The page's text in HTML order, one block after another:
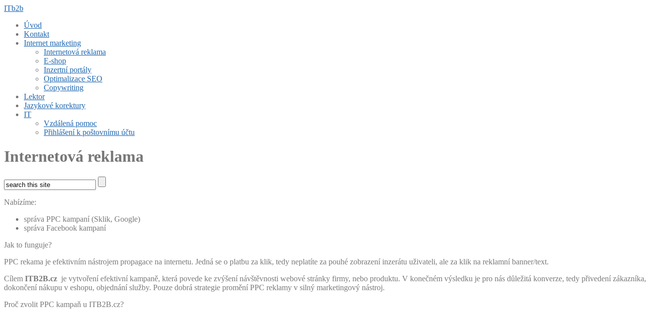
ITb2b
Úvod
Kontakt
Internet marketing
Internetová reklama
E-shop
Inzertní portály
Optimalizace SEO
Copywriting
Lektor
Jazykové korektury
IT
Vzdálená pomoc
Přihlášení k poštovnímu účtu
Internetová reklama
Nabízíme:
správa PPC kampaní (Sklik, Google)
správa Facebook kampaní
Jak to funguje?
PPC rekama je efektivním nástrojem propagace na internetu. Jedná se o platbu za klik, tedy neplatíte za pouhé zobrazení inzerátu uživateli, ale za klik na reklamní banner/text.
Cílem ITB2B.cz je vytvoření efektivní kampaně, která povede ke zvýšení návštěvnosti webové stránky firmy, nebo produktu. V konečném výsledku je pro nás důležitá konverze, tedy přivedení zákazníka,
dokončení nákupu v eshopu, objednání služby. Pouze dobrá strategie promění PPC reklamy v silný marketingový nástroj.
Proč zvolit PPC kampaň u ITB2B.cz?